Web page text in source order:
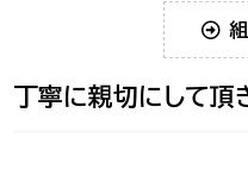
丁寧に親切にして頂